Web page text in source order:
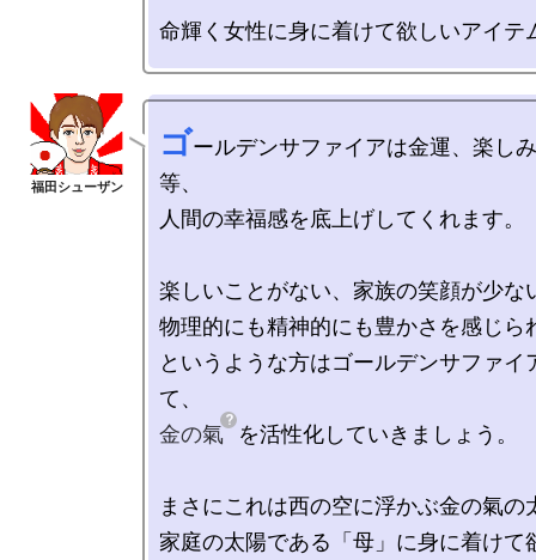
ゴールデンサファイアは金運、楽し
等、
人間の幸福感を底上げしてくれます。
楽しいことがない、家族の笑顔が少な
物理的にも精神的にも豊かさを感じら
というような方はゴールデンサファイ
金の氣
を活性化していきましょう。
まさにこれは西の空に浮かぶ金の氣の
家庭の太陽である「母」に身に着けて